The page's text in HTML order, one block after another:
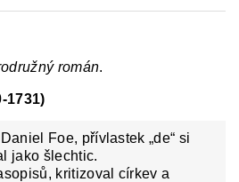
román.
1731)
Foe, přívlastek „de“ si
jako šlechtic.
kritizoval církev a